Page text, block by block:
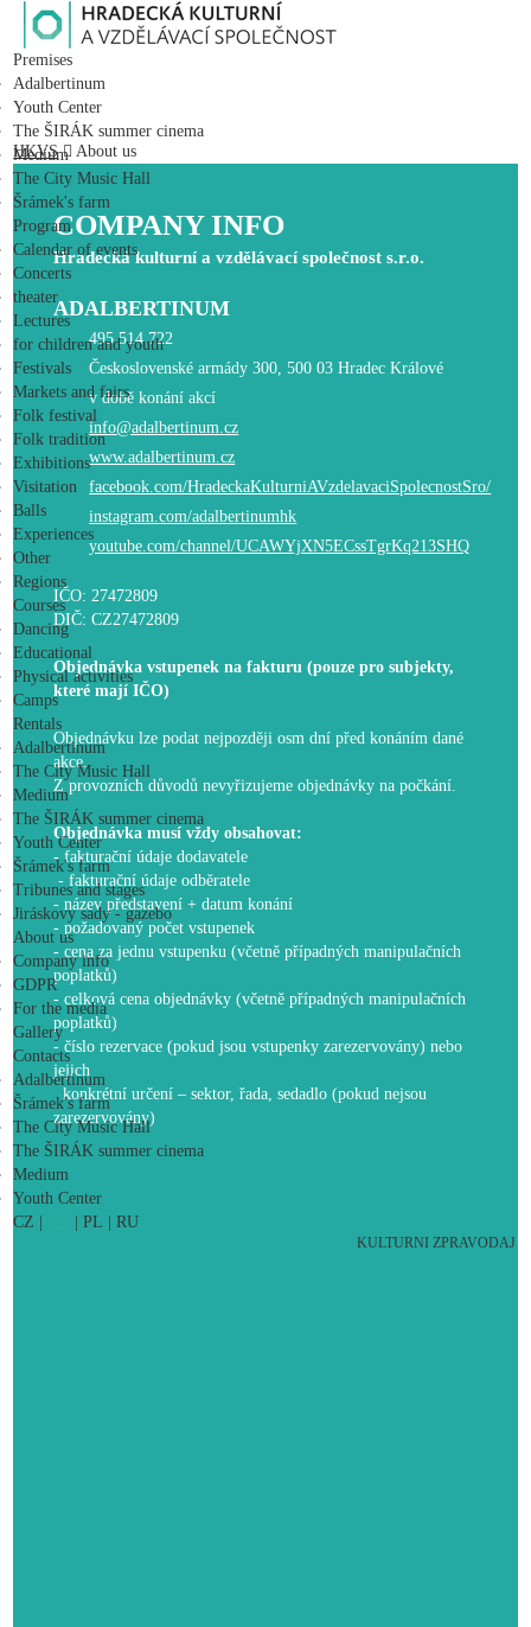
Premises
Adalbertinum
Youth Center
The ŠIRÁK summer cinema
Medium
The City Music Hall
Šrámek's farm
Program
Calendar of events
Concerts
theater
Lectures
for children and youth
Festivals
Markets and fairs
Folk festival
Folk tradition
Exhibitions
Visitation
Balls
Experiences
Other
Regions
Courses
Dancing
Educational
Physical activities
Camps
Rentals
Adalbertinum
The City Music Hall
Medium
The ŠIRÁK summer cinema
Youth Center
Šrámek's farm
Tribunes and stages
Jiráskovy sady - gazebo
About us
Company info
GDPR
For the media
Gallery
Contacts
Adalbertinum
Šrámek's farm
The City Music Hall
The ŠIRÁK summer cinema
Medium
Youth Center
CZ
|PL |RU
KULTURNI ZPRAVODAJ
HKVS About us
COMPANY INFO
Hradecká kulturní a vzdělávací společnost s.r.o.
ADALBERTINUM
495 514 722
Československé armády 300, 500 03 Hradec Králové
v době konání akcí
info@adalbertinum.cz
www.adalbertinum.cz
facebook.com/HradeckaKulturniAVzdelavaciSpolecnostSro/
instagram.com/adalbertinumhk
youtube.com/channel/UCAWYjXN5ECssTgrKq213SHQ
IČO: 27472809
DIČ: CZ27472809
Objednávka vstupenek na fakturu (pouze pro subjekty,
které mají IČO)
Objednávku lze podat nejpozději osm dní před konáním dané
akce.
Z provozních důvodů nevyřizujeme objednávky na počkání.
Objednávka musí vždy obsahovat:
- fakturační údaje dodavatele
- fakturační údaje odběratele
- název představení + datum konání
- požadovaný počet vstupenek
- cena za jednu vstupenku (včetně případných manipulačních
poplatků)
- celková cena objednávky (včetně případných manipulačních
poplatků)
- číslo rezervace (pokud jsou vstupenky zarezervovány) nebo
jejich
konkrétní určení – sektor, řada, sedadlo (pokud nejsou
zarezervovány)